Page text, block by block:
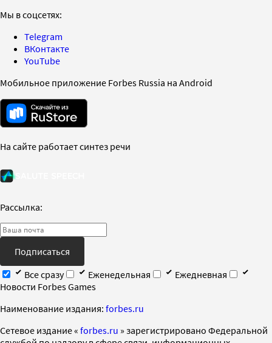
Мы в соцсетях:
Telegram
ВКонтакте
YouTube
Мобильное приложение Forbes Russia на Android
На сайте работает синтез речи
Рассылка:
Подписаться
Все сразу
Еженедельная
Ежедневная
Новости Forbes Games
Наименование издания: forbes.ru
Cетевое издание « forbes.ru » зарегистрировано Федеральной